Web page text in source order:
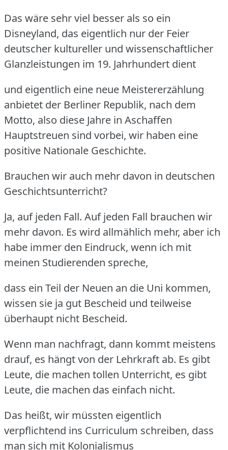
Das wäre sehr viel besser als so ein
Disneyland, das eigentlich nur der Feier
deutscher kultureller und wissenschaftlicher
Glanzleistungen im 19. Jahrhundert dient
und eigentlich eine neue Meistererzählung
anbietet der Berliner Republik, nach dem
Motto, also diese Jahre in Aschaffen
Hauptstreuen sind vorbei, wir haben eine
positive Nationale Geschichte.
Brauchen wir auch mehr davon in deutschen
Geschichtsunterricht?
Ja, auf jeden Fall. Auf jeden Fall brauchen wir
mehr davon. Es wird allmählich mehr, aber ich
habe immer den Eindruck, wenn ich mit
meinen Studierenden spreche,
dass ein Teil der Neuen an die Uni kommen,
wissen sie ja gut Bescheid und teilweise
überhaupt nicht Bescheid.
Wenn man nachfragt, dann kommt meistens
drauf, es hängt von der Lehrkraft ab. Es gibt
Leute, die machen tollen Unterricht, es gibt
Leute, die machen das einfach nicht.
Das heißt, wir müssten eigentlich
verpflichtend ins Curriculum schreiben, dass
man sich mit Kolonialismus